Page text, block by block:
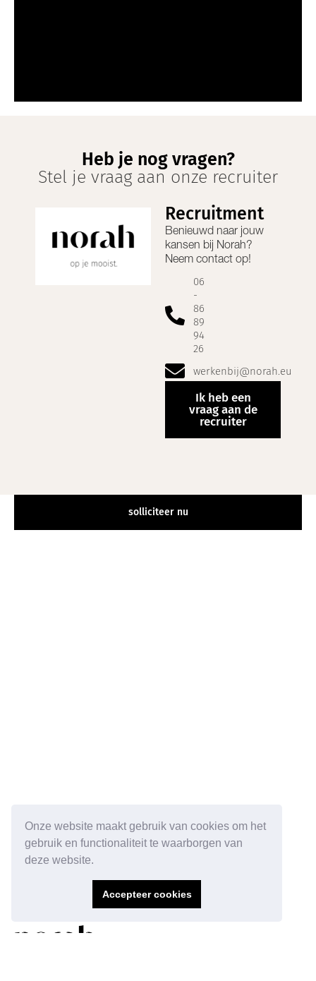
Onze website maakt gebruik van cookies om het
gebruik en functionaliteit te waarborgen van
deze website.
Accepteer cookies
Heb je nog vragen?
Stel je vraag aan onze recruiter
Recruitment
Benieuwd naar jouw
kansen bij Norah?
Neem contact op!
06
-
86
89
94
26
werkenbij@norah.eu
Ik heb een
vraag aan de
recruiter
solliciteer nu